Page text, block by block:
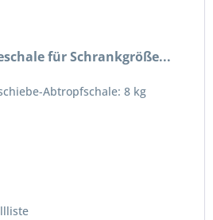
für Schrankgröße...
Abtropfschale: 8 kg